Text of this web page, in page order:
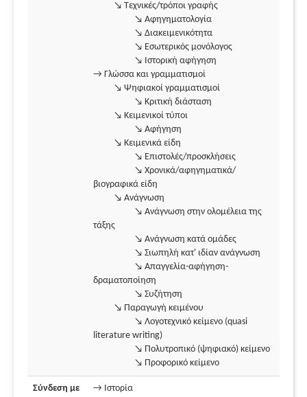
↘ Τεχνικές/τρόποι γραφής
↘ Αφηγηματολογία
↘ Διακειμενικότητα
↘ Εσωτερικός μονόλογος
↘ Ιστορική αφήγηση
→ Γλώσσα και γραμματισμοί
↘ Ψηφιακοί γραμματισμοί
↘ Κριτική διάσταση
↘ Κειμενικοί τύποι
↘ Αφήγηση
↘ Κειμενικά είδη
↘ Επιστολές/προσκλήσεις
↘ Χρονικά/αφηγηματικά/
βιογραφικά είδη
↘ Ανάγνωση
↘ Ανάγνωση στην ολομέλεια της
τάξης
↘ Ανάγνωση κατά ομάδες
↘ Σιωπηλή κατ' ιδίαν ανάγνωση
↘ Απαγγελία-αφήγηση-
δραματοποίηση
↘ Συζήτηση
↘ Παραγωγή κειμένου
↘ Λογοτεχνικό κείμενο (quasi
literature writing)
↘ Πολυτροπικό (ψηφιακό) κείμενο
↘ Προφορικό κείμενο
Σύνδεση με
→ Ιστορία